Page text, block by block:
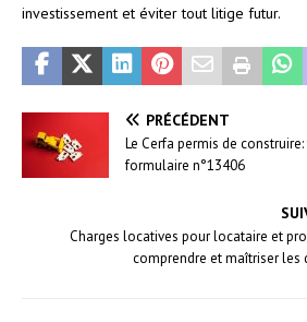
investissement et éviter tout litige futur.
PRÉCÉDENT
Le Cerfa permis de
formulaire n°13406
Charges locatives pour locataire et
comprendre et maîtriser les